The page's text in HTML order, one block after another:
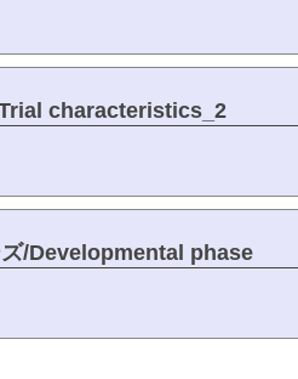
characteristics_2
/Developmental phase